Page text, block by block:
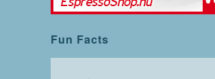
Fun Facts